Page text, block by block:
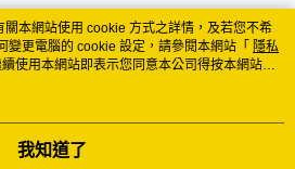
本網站使用 cookie 方式之詳情，及若您不希
變更電腦的 cookie 設定，請參閱本網站「 隱私
使用本網站即表示您同意本公司得按本網站使
。
我知道了